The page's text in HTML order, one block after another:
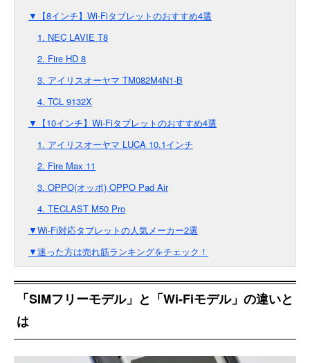
▼【8インチ】Wi-Fiタブレットのおすすめ4選
1. NEC LAVIE T8
2. Fire HD 8
3. アイリスオーヤマ TM082M4N1-B
4. TCL 9132X
▼【10インチ】Wi-Fiタブレットのおすすめ4選
1. アイリスオーヤマ LUCA 10.1インチ
2. Fire Max 11
3. OPPO(オッポ) OPPO Pad Air
4. TECLAST M50 Pro
▼Wi-Fi対応タブレットの人気メーカー2選
▼迷った方は売れ筋ランキングをチェック！
「SIMフリーモデル」と「Wi-Fiモデル」の違いと
は